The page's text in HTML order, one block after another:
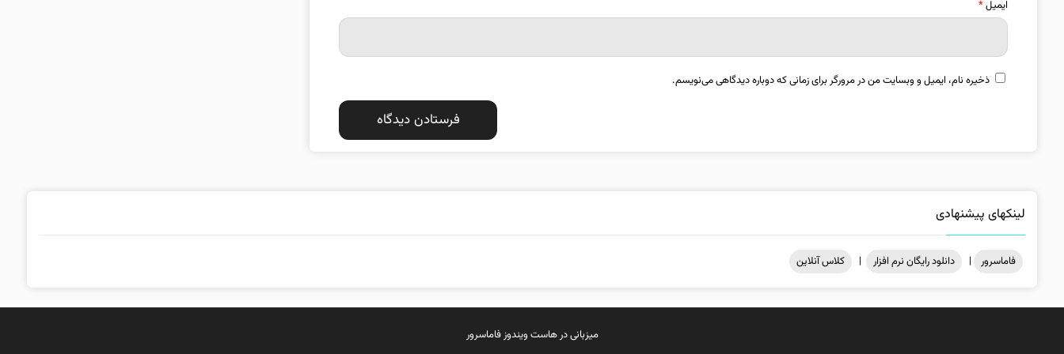
ایمیل*
ذخیره نام، ایمیل و وبسایت من در مرورگر برای زمانی که دوباره دیدگاهی می‌نویسم.
لینکهای پیشنهادی
فاماسرور | دانلود رایگان نرم افزار | کلاس آنلاین
میزبانی درهاست ویندوز فاماسرور